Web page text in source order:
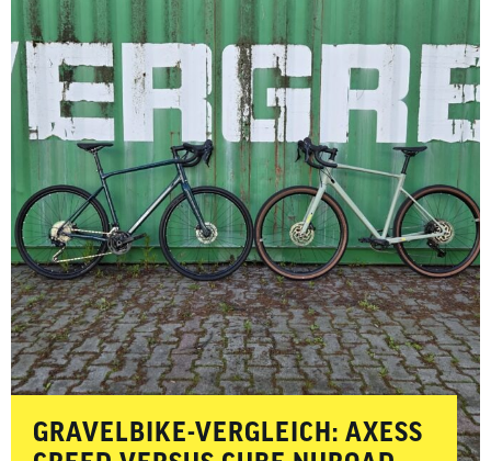
GRAVELBIKE-VERGLEICH: AXESS